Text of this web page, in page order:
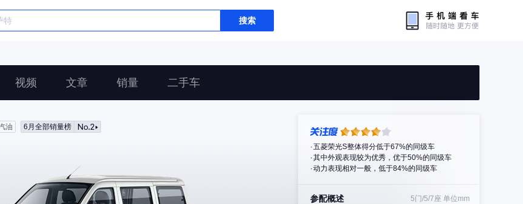
搜索
视频 文章 销量 二手车
油 6月全部销量榜 No.2
五菱荣光S整体得分低于67%的同级车
其中外观表现较为优秀，优于50%的同级车
动力表现相对一般，低于84%的同级车
参配概述 5门/5/7座 单位mm